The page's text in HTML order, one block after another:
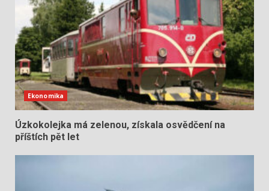
Ekonomika
Úzkokolejka má zelenou, získala osvědčení na
příštích pět let